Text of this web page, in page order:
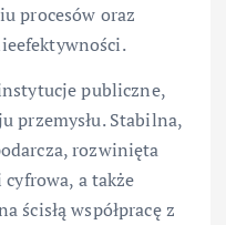
procesów oraz
publiczne,
przemysłu. Stabilna,
rozwinięta
a także
ścisłą współpracę z